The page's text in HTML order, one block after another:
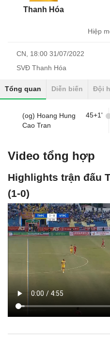
Thanh Hóa
Hiệp
CN, 18:00 31/07/2022
SVĐ Thanh Hóa
Tổng quan Diễn biến Đội
(og) Hoang Hung
Cao Tran
45+1'
Video tổng hợp
Highlights trận đấu
(1-0)